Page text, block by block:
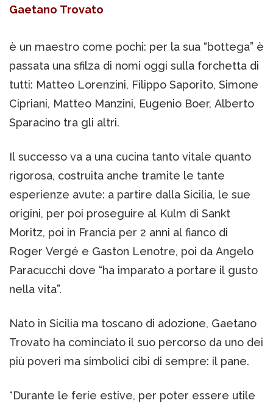
Gaetano Trovato
è un maestro come pochi: per la sua “bottega” è
passata una sfilza di nomi oggi sulla forchetta di
tutti: Matteo Lorenzini, Filippo Saporito, Simone
Cipriani, Matteo Manzini, Eugenio Boer, Alberto
Sparacino tra gli altri.
Il successo va a una cucina tanto vitale quanto
rigorosa, costruita anche tramite le tante
esperienze avute: a partire dalla Sicilia, le sue
origini, per poi proseguire al Kulm di Sankt
Moritz, poi in Francia per 2 anni al fianco di
Roger Vergé e Gaston Lenotre, poi da Angelo
Paracucchi dove “ha imparato a portare il gusto
nella vita”.
Nato in Sicilia ma toscano di adozione, Gaetano
Trovato ha cominciato il suo percorso da uno dei
più poveri ma simbolici cibi di sempre: il pane.
“Durante le ferie estive, per poter essere utile